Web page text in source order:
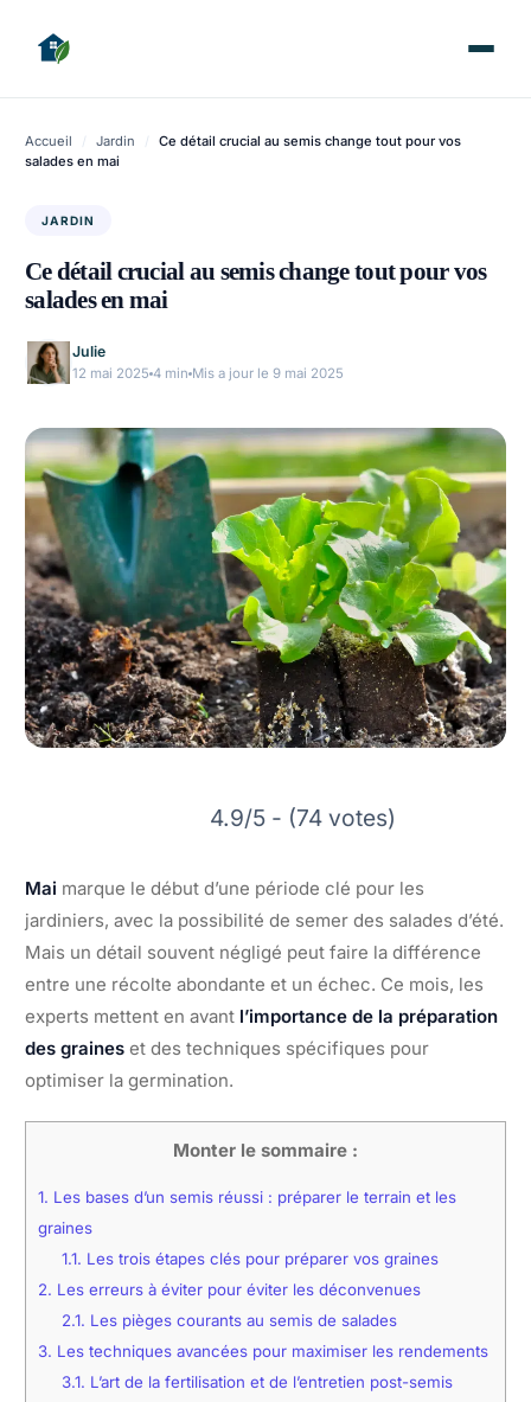
Accueil / Jardin /
Ce détail crucial au semis change tout pour vos
salades en mai
JARDIN
Ce détail crucial au semis change tout pour vos
salades en mai
Julie
12 mai 2025 4 min Mis a jour le 9 mai 2025
4.9/5 - (74 votes)
Mai marque le début d’une période clé pour les
jardiniers, avec la possibilité de semer des salades d’été.
Mais un détail souvent négligé peut faire la différence
entre une récolte abondante et un échec. Ce mois, les
experts mettent en avant l’importance de la préparation
des graines et des techniques spécifiques pour
optimiser la germination.
Monter le sommaire :
1. Les bases d’un semis réussi : préparer le terrain et les
graines
1.1. Les trois étapes clés pour préparer vos graines
2. Les erreurs à éviter pour éviter les déconvenues
2.1. Les pièges courants au semis de salades
3. Les techniques avancées pour maximiser les rendements
3.1. L’art de la fertilisation et de l’entretien post-semis